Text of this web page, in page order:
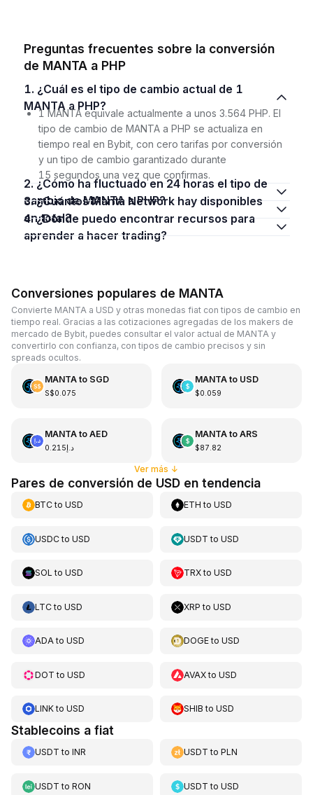
Preguntas frecuentes sobre la conversión
de MANTA a PHP
1. ¿Cuál es el tipo de cambio actual de 1
MANTA a PHP?
1 MANTA equivale actualmente a unos 3.564 PHP. El
tipo de cambio de MANTA a PHP se actualiza en
tiempo real en Bybit, con cero tarifas por conversión
y un tipo de cambio garantizado durante
15 segundos una vez que confirmas.
2. ¿Cómo ha fluctuado en 24 horas el tipo de
cambio de MANTA a PHP?
3. ¿Cuántos Manta Network hay disponibles
en total?
4. ¿Dónde puedo encontrar recursos para
aprender a hacer trading?
Conversiones populares de MANTA
Convierte MANTA a USD y otras monedas fiat con tipos de cambio en
tiempo real. Gracias a las cotizaciones agregadas de los makers de
mercado de Bybit, puedes consultar el valor actual de MANTA y
convertirlo con confianza, con tipos de cambio precisos y sin
spreads ocultos.
MANTAto SGD
S$0.075
MANTAto USD
$0.059
MANTAto AED
د.إ0.215
MANTAto ARS
$87.82
Ver más ↓
Pares de conversión de USD en tendencia
BTCto USD ETH toUSD
USDCto USD USDT toUSD
SOL to USD TRXtoUSD
LTCto USD XRP toUSD
ADAto USD DOGEtoUSD
DOT to USD AVAXtoUSD
LINKto USD SHIB toUSD
Stablecoins a fiat
USDT to INR USDT toPLN
USDT to RON USDT toUSD